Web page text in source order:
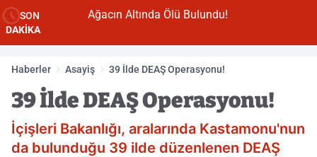
SON
DAKİKA
Ağacın Altında Ölü Bulundu!
Haberler Asayiş 39 İlde DEAŞ Operasyonu!
39 İlde DEAŞ Operasyonu!
İçişleri Bakanlığı, aralarında Kastamonu'nun
da bulunduğu 39 ilde düzenlenen DEAŞ